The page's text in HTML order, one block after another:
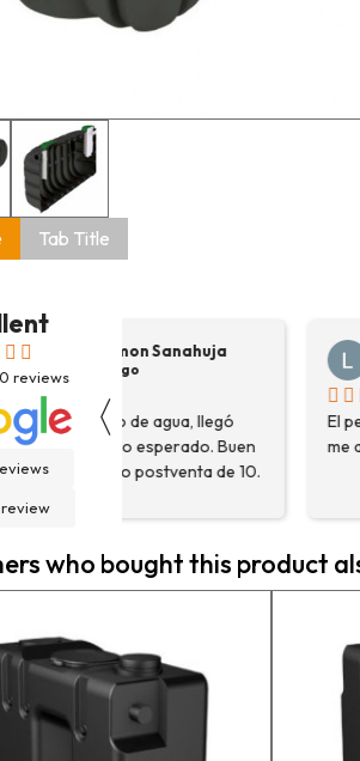
Tab Title
reviews
〈
Luis Ortega
8 months ago
El pedido cumplió con sus plazos,
me aconsejaron muy bien.
who bought this product